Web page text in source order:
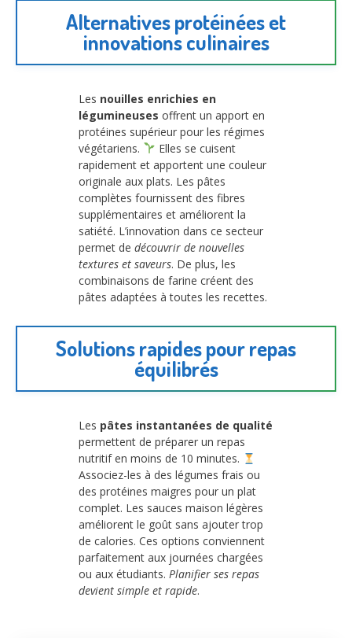
Alternatives protéinées et
innovations culinaires
Les nouilles enrichies en
légumineuses offrent un apport en
protéines supérieur pour les régimes
végétariens.
Elles se cuisent
rapidement et apportent une couleur
originale aux plats. Les pâtes
complètes fournissent des fibres
supplémentaires et améliorent la
satiété. L’innovation dans ce secteur
permet de découvrir de nouvelles
textures et saveurs. De plus, les
combinaisons de farine créent des
pâtes adaptées à toutes les recettes.
Solutions rapides pour repas
équilibrés
Les pâtes instantanées de qualité
permettent de préparer un repas
nutritif en moins de 10 minutes.
Associez-les à des légumes frais ou
des protéines maigres pour un plat
complet. Les sauces maison légères
améliorent le goût sans ajouter trop
de calories. Ces options conviennent
parfaitement aux journées chargées
ou aux étudiants. Planifier ses repas
devient simple et rapide.